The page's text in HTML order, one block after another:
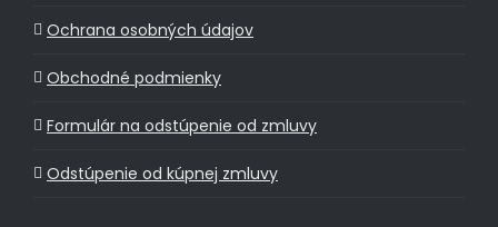
Ochrana osobných údajov
Obchodné podmienky
Formulár na odstúpenie od zmluvy
Odstúpenie od kúpnej zmluvy